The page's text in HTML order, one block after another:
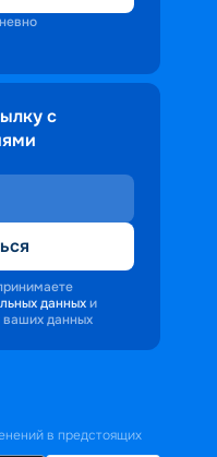
с
данных и
ваших данных
в предстоящих